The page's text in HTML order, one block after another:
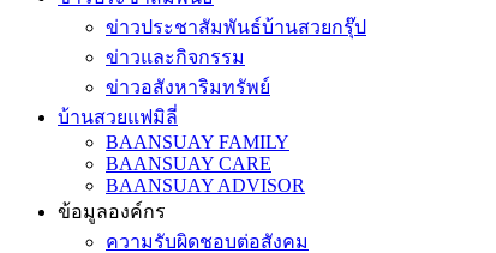
ข่าวประชาสัมพันธ์บ้านสวยกรุ๊ป
ข่าวและกิจกรรม
ข่าวอสังหาริมทรัพย์
บ้านสวยแฟมิลี่
BAANSUAY FAMILY
BAANSUAY CARE
BAANSUAY ADVISOR
ข้อมูลองค์กร
ความรับผิดชอบต่อสังคม